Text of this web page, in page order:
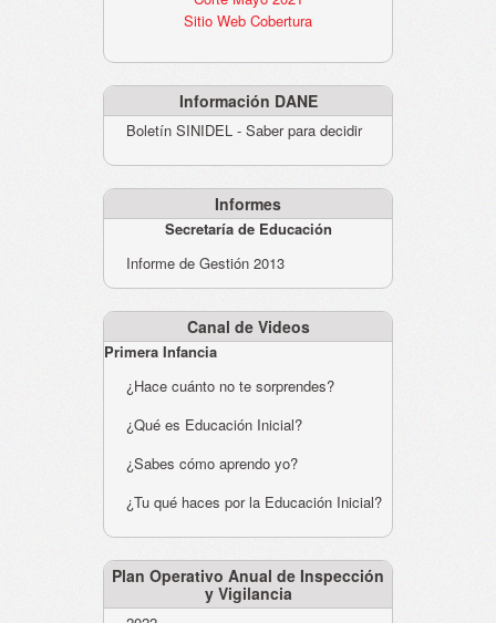
Sitio Web Cobertura
Información DANE
Boletín SINIDEL - Saber para decidir
Informes
Secretaría de Educación
Informe de Gestión 2013
Canal de Videos
Primera Infancia
¿Hace cuánto no te sorprendes?
¿Qué es Educación Inicial?
¿Sabes cómo aprendo yo?
¿Tu qué haces por la Educación Inicial?
Plan Operativo Anual de Inspección
y Vigilancia